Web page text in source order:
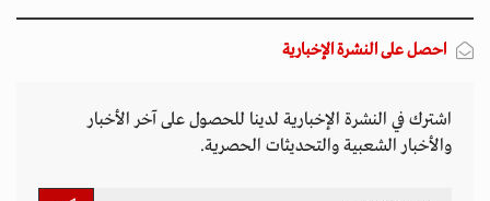
احصل على النشرة الإخبارية
اشترك في النشرة الإخبارية لدينا للحصول على آخر الأخبار
والأخبار الشعبية والتحديثات الحصرية.